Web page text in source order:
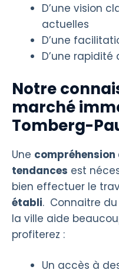
D’une vision
actuelles
D’une
D’une rapidité
Notre
marché
Tomberg-
Une
tendances est
bien effectuer le
établi. Connaitre
la ville aide
profiterez :
Un accès à